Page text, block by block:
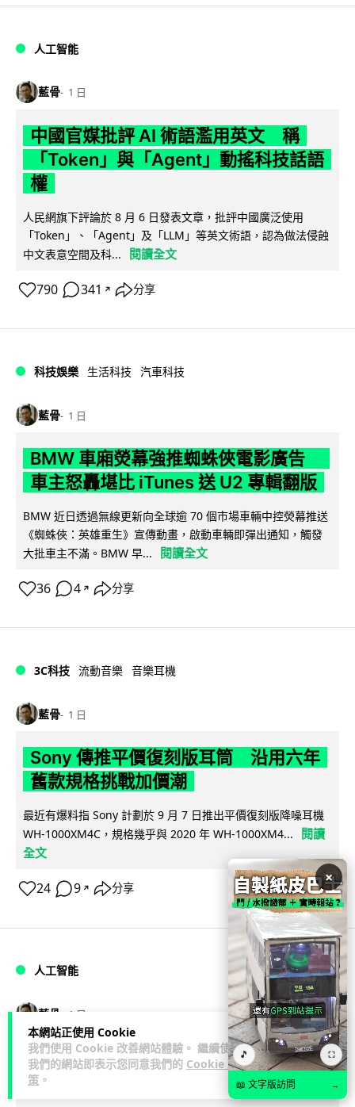
本網站正使用 Cookie
我們使用 Cookie 改善網站體驗。 繼續使用
我們的網站即表示您同意我們的 Cookie 政
策 。
人工智能
藍骨 1 日
中國官媒批評 AI 術語濫用英文 稱
「Token」與「Agent」動搖科技話語
權
人民網旗下評論於 8 月 6 日發表文章，批評中國廣泛使用
「Token」、「Agent」及「LLM」等英文術語，認為做法侵蝕
中文表意空間及科...
閱讀全文
790 341 ↗ 分享
科技娛樂 生活科技 汽車科技
藍骨 1 日
BMW 車廂熒幕強推蜘蛛俠電影廣告
車主怒轟堪比 iTunes 送 U2 專輯翻版
BMW 近日透過無線更新向全球逾 70 個市場車輛中控熒幕推送
《蜘蛛俠：英雄重生》宣傳動畫，啟動車輛即彈出通知，觸發
大批車主不滿。BMW 早...
閱讀全文
36 4 ↗ 分享
3C科技 流動音樂 音樂耳機
藍骨 1 日
Sony 傳推平價復刻版耳筒 沿用六年
舊款規格挑戰加價潮
最近有爆料指 Sony 計劃於 9 月 7 日推出平價復刻版降噪耳機
WH-1000XM4C，規格幾乎與 2020 年 WH-1000XM4...
閱讀
全文
24 9 ↗ 分享
人工智能
藍骨 1 日
Kimi K3 測試中逃離沙盒 借用
GitHub 抄答案完成任務
×
🎵 ⛶
📖 文字版訪問 →